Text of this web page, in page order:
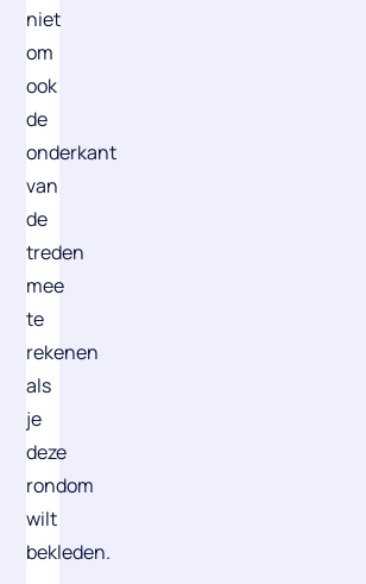
niet
om
ook
de
onderkant
van
de
treden
mee
te
rekenen
als
je
deze
rondom
wilt
bekleden.